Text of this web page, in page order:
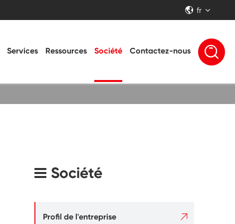
 fr
Services Ressources Société Contactez-nous 
Société
Profil de l'entreprise 